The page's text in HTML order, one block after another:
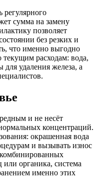
сумма на замену
позволяет
без резких и
что именно выгодно
текущим расходам: вода,
для удаления железа, а
и не несёт
концентраций.
окрашенная вода
и вызывать износ
или органика, система
именно этих